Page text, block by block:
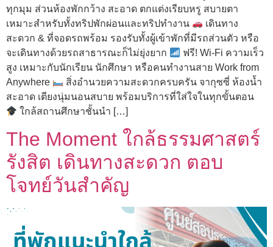
ทุกมุม ส่วนห้องพักกว้าง สะอาด ตกแต่งเรียบหรู สบายตา
เหมาะสำหรับทั้งทริปพักผ่อนและทริปทำงาน
เดินทาง
สะดวก & ที่จอดรถพร้อม รองรับทั้งผู้เข้าพักที่มีรถส่วนตัว หรือ
จะเดินทางด้วยรถสาธารณะก็ไม่ยุ่งยาก
ฟรี! Wi-Fi ความเร็ว
สูง เหมาะกับนักเรียน นักศึกษา หรือคนทำงานสาย Work from
Anywhere
สิ่งอำนวยความสะดวกครบครัน จากุซซี่ ห้องน้ำ
สะอาด เตียงนุ่มนอนสบาย พร้อมบริการที่ใส่ใจในทุกขั้นตอน
ใกล้สถานศึกษาชั้นนำ […]
The Moment ใกล้ธรรมศาสตร์
รังสิต เดินทางสะดวก ตอบ
โจทย์วันสำคัญ